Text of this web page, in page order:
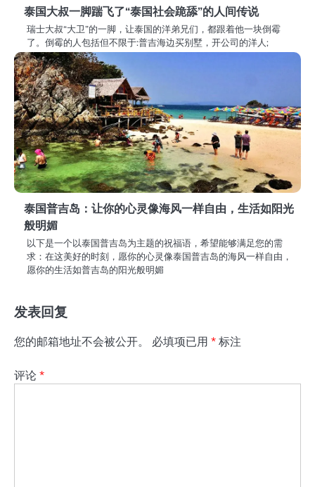
泰国大叔一脚踹飞了“泰国社会跪舔”的人间传说
瑞士大叔“大卫”的一脚，让泰国的洋弟兄们，都跟着他一块倒霉
了。倒霉的人包括但不限于:普吉海边买别墅，开公司的洋人;
泰国普吉岛：让你的心灵像海风一样自由，生活如阳光
般明媚
以下是一个以泰国普吉岛为主题的祝福语，希望能够满足您的需
求：在这美好的时刻，愿你的心灵像泰国普吉岛的海风一样自由，
愿你的生活如普吉岛的阳光般明媚
发表回复
您的邮箱地址不会被公开。 必填项已用 * 标注
评论 *